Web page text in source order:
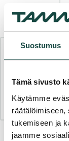
Suostumus
Tämä sivusto
Käytämme
räätälöimiseen,
tukemiseen ja
jaamme